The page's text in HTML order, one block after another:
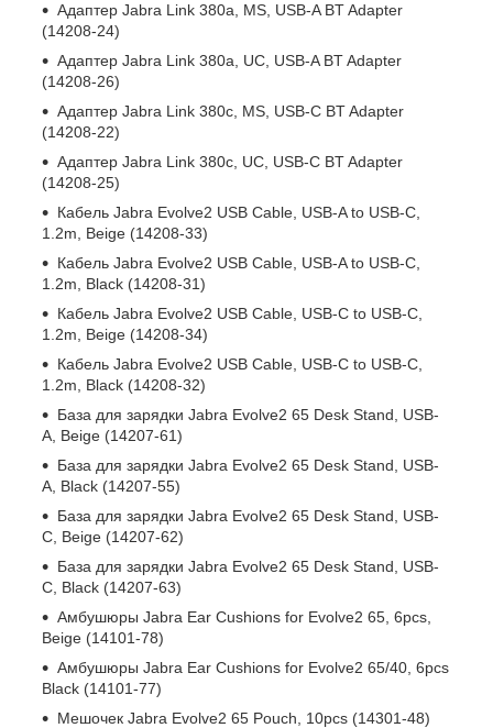
Адаптер Jabra Link 380a, MS, USB-A BT Adapter
(14208-24)
Адаптер Jabra Link 380a, UC, USB-A BT Adapter
(14208-26)
Адаптер Jabra Link 380c, MS, USB-C BT Adapter
(14208-22)
Адаптер Jabra Link 380c, UC, USB-C BT Adapter
(14208-25)
Кабель Jabra Evolve2 USB Cable, USB-A to USB-C,
1.2m, Beige (14208-33)
Кабель Jabra Evolve2 USB Cable, USB-A to USB-C,
1.2m, Black (14208-31)
Кабель Jabra Evolve2 USB Cable, USB-C to USB-C,
1.2m, Beige (14208-34)
Кабель Jabra Evolve2 USB Cable, USB-C to USB-C,
1.2m, Black (14208-32)
База для зарядки Jabra Evolve2 65 Desk Stand, USB-
A, Beige (14207-61)
База для зарядки Jabra Evolve2 65 Desk Stand, USB-
A, Black (14207-55)
База для зарядки Jabra Evolve2 65 Desk Stand, USB-
C, Beige (14207-62)
База для зарядки Jabra Evolve2 65 Desk Stand, USB-
C, Black (14207-63)
Амбушюры Jabra Ear Cushions for Evolve2 65, 6pcs,
Beige (14101-78)
Амбушюры Jabra Ear Cushions for Evolve2 65/40, 6pcs
Black (14101-77)
Мешочек Jabra Evolve2 65 Pouch, 10pcs (14301-48)